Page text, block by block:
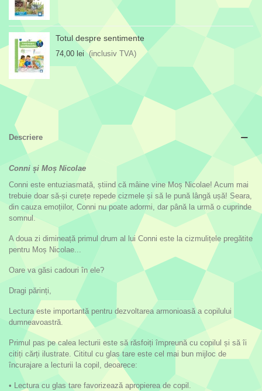
Totul despre sentimente
74,00 lei (inclusiv TVA)
Descriere
Conni și Moș Nicolae
Conni este entuziasmată, știind că mâine vine Moș Nicolae! Acum mai
trebuie doar să-și curețe repede cizmele și să le pună lângă ușă! Seara,
din cauza emoțiilor, Conni nu poate adormi, dar până la urmă o cuprinde
somnul.
A doua zi dimineață primul drum al lui Conni este la cizmulițele pregătite
pentru Moș Nicolae...
Oare va găsi cadouri în ele?
Dragi părinți,
Lectura este importantă pentru dezvoltarea armonioasă a copilului
dumneavoastră.
Primul pas pe calea lecturii este să răsfoiți împreună cu copilul și să îi
citiți cărți ilustrate. Cititul cu glas tare este cel mai bun mijloc de
încurajare a lecturii la copil, deoarece:
• Lectura cu glas tare favorizează apropierea de copil.